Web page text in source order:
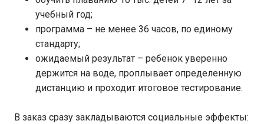
учебный год;
программа – не менее 36 часов, по единому
стандарту;
ожидаемый результат – ребенок уверенно
держится на воде, проплывает определенную
дистанцию и проходит итоговое тестирование.
В заказ сразу закладываются социальные эффекты: